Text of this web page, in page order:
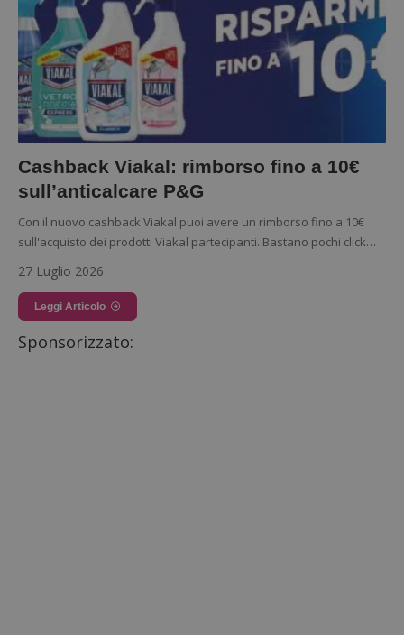
Cashback Viakal: rimborso fino a 10€
sull’anticalcare P&G
Con il nuovo cashback Viakal puoi avere un rimborso fino a 10€
sull'acquisto dei prodotti Viakal partecipanti. Bastano pochi click…
27 Luglio 2026
Leggi Articolo
Sponsorizzato: